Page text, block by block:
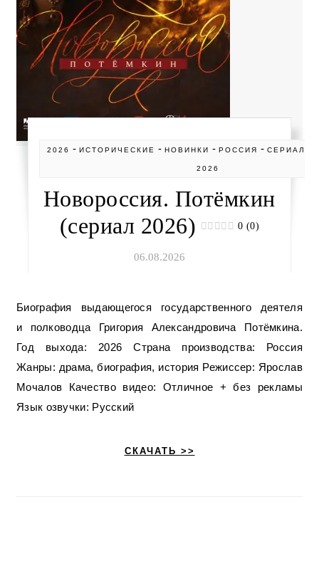
2026 -ИСТОРИЧЕСКИЕ -НОВИНКИ -РОССИЯ -СЕРИАЛЫ
2026
Новороссия. Потёмкин
(сериал 2026)
0 (0)
06.08.2026
Биография выдающегося государственного деятеля
и полководца Григория Александровича Потёмкина.
Год выхода: 2026 Страна производства: Россия
Жанры: драма, биография, история Режиссер: Ярослав
Мочалов Качество видео: Отличное + без рекламы
Язык озвучки: Русский
СКАЧАТЬ >>